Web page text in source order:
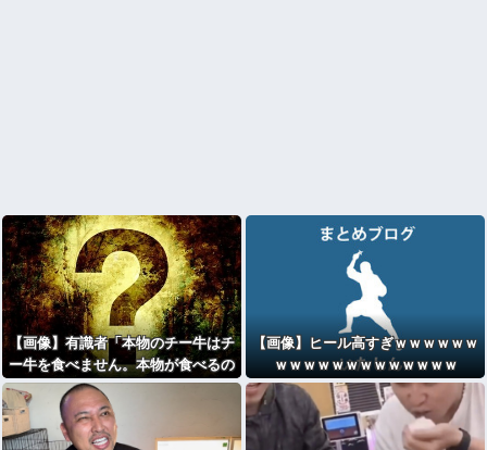
【画像】有識者「本物のチー牛はチ
ー牛を食べません。本物が食べるの
はこちら」⇒！
【画像】ヒール高すぎｗｗｗｗｗｗ
ｗｗｗｗｗｗｗｗｗｗｗｗｗ